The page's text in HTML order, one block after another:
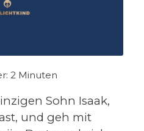
2 Minuten
Sohn Isaak,
und geh mit